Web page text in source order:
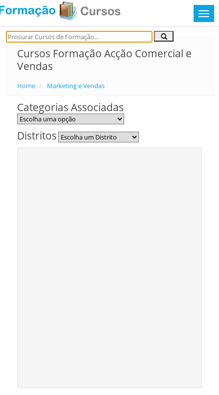
Cursos Formação Acção Comercial e
Vendas
Home Marketing e Vendas
Categorias Associadas
Distritos